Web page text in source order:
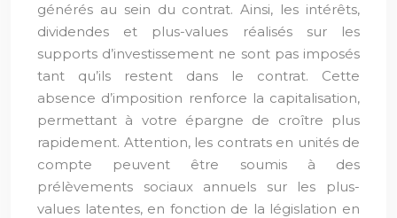
générés au sein du contrat. Ainsi, les intérêts,
dividendes et plus-values réalisés sur les
supports d’investissement ne sont pas imposés
tant qu’ils restent dans le contrat. Cette
absence d’imposition renforce la capitalisation,
permettant à votre épargne de croître plus
rapidement. Attention, les contrats en unités de
compte peuvent être soumis à des
prélèvements sociaux annuels sur les plus-
values latentes, en fonction de la législation en